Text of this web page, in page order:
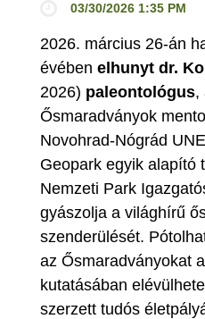
03/30/2026 1:35 PM
2026. március 26-án
évében elhunyt dr.
2026) paleontológus,
Ősmaradványok
Novohrad-Nógrád
Geopark egyik alapító
Nemzeti Park
gyászolja a világhírű
szenderülését.
az Ősmaradványokat
kutatásában
szerzett tudós